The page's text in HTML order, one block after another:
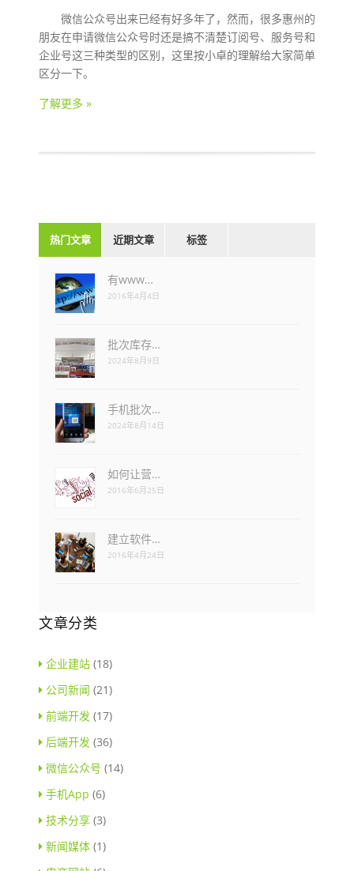
微信公众号出来已经有好多年了，然而，很多惠州的
朋友在申请微信公众号时还是搞不清楚订阅号、服务号和
企业号这三种类型的区别，这里按小卓的理解给大家简单
区分一下。
了解更多 »
热门文章 近期文章 标签
有www…
2016年4月4日
批次库存…
2024年8月9日
手机批次…
2024年8月14日
如何让营…
2016年6月25日
建立软件…
2016年4月24日
文章分类
企业建站 (18)
公司新闻 (21)
前端开发 (17)
后端开发 (36)
微信公众号 (14)
手机App (6)
技术分享 (3)
新闻媒体 (1)